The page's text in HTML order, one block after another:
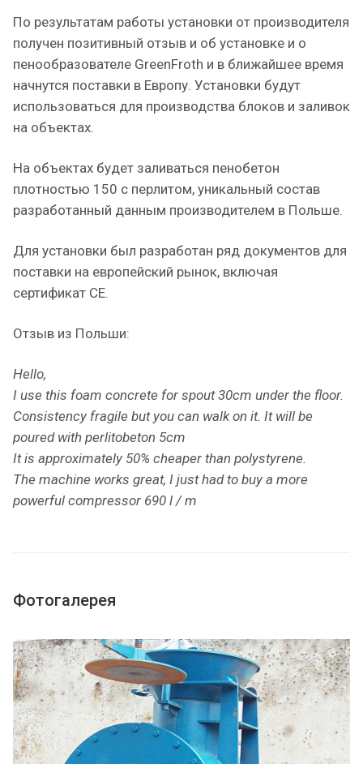
По результатам работы установки от производителя
получен позитивный отзыв и об установке и о
пенообразователе GreenFroth и в ближайшее время
начнутся поставки в Европу. Установки будут
использоваться для производства блоков и заливок
на объектах.
На объектах будет заливаться пенобетон
плотностью 150 с перлитом, уникальный состав
разработанный данным производителем в Польше.
Для установки был разработан ряд документов для
поставки на европейский рынок, включая
сертификат CE.
Отзыв из Польши:
Hello,
I use this foam concrete for spout 30cm under the floor.
Consistency fragile but you can walk on it. It will be
poured with perlitobeton 5cm
It is approximately 50% cheaper than polystyrene.
The machine works great, I just had to buy a more
powerful compressor 690 l / m
Фотогалерея